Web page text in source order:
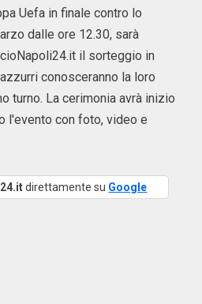
Uefa in finale contro lo
dalle ore 12.30, sarà
il sorteggio in
conosceranno la loro
turno. La cerimonia avrà inizio
l'evento con foto, video e
direttamente su Google